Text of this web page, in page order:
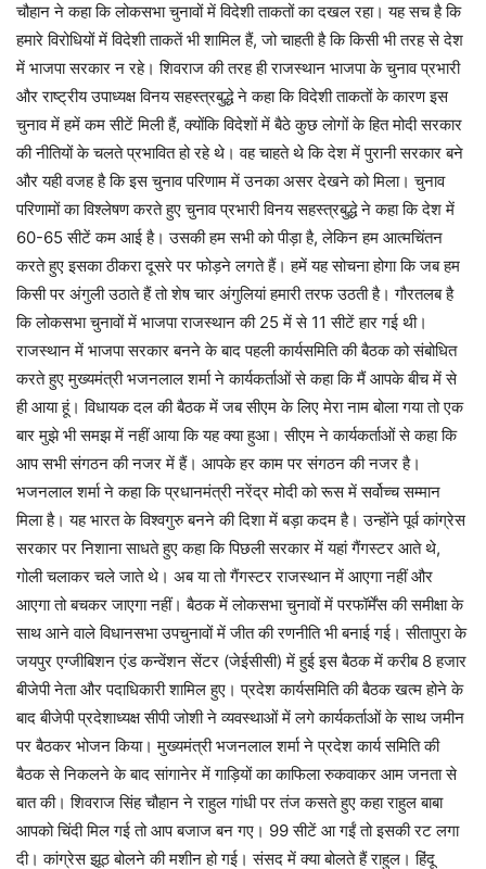
चौहान ने कहा कि लोकसभा चुनावों में विदेशी ताकतों का दखल रहा। यह सच है कि
हमारे विरोधियों में विदेशी ताकतें भी शामिल हैं, जो चाहती है कि किसी भी तरह से देश
में भाजपा सरकार न रहे। शिवराज की तरह ही राजस्थान भाजपा के चुनाव प्रभारी
और राष्ट्रीय उपाध्यक्ष विनय सहस्त्रबुद्धे ने कहा कि विदेशी ताकतों के कारण इस
चुनाव में हमें कम सीटें मिली हैं, क्योंकि विदेशों में बैठे कुछ लाेगों के हित मोदी सरकार
की नीतियों के चलते प्रभावित हो रहे थे। वह चाहते थे कि देश में पुरानी सरकार बने
और यही वजह है कि इस चुनाव परिणाम में उनका असर देखने को मिला। चुनाव
परिणामों का विश्लेषण करते हुए चुनाव प्रभारी विनय सहस्त्रबुद्धे ने कहा कि देश में
60-65 सीटें कम आई है। उसकी हम सभी को पीड़ा है, लेकिन हम आत्मचिंतन
करते हुए इसका ठीकरा दूसरे पर फोड़ने लगते हैं। हमें यह सोचना होगा कि जब हम
किसी पर अंगुली उठाते हैं तो शेष चार अंगुलियां हमारी तरफ उठती है। गौरतलब है
कि लोकसभा चुनावों में भाजपा राजस्थान की 25 में से 11 सीटें हार गई थी।
राजस्थान में भाजपा सरकार बनने के बाद पहली कार्यसमिति की बैठक को संबोधित
करते हुए मुख्यमंत्री भजनलाल शर्मा ने कार्यकर्ताओं से कहा कि मैं आपके बीच में से
ही आया हूं। विधायक दल की बैठक में जब सीएम के लिए मेरा नाम बोला गया तो एक
बार मुझे भी समझ में नहीं आया कि यह क्या हुआ। सीएम ने कार्यकर्ताओं से कहा कि
आप सभी संगठन की नजर में हैं। आपके हर काम पर संगठन की नजर है।
भजनलाल शर्मा ने कहा कि प्रधानमंत्री नरेंद्र मोदी को रूस में सर्वोच्च सम्मान
मिला है। यह भारत के विश्वगुरु बनने की दिशा में बड़ा कदम है। उन्होंने पूर्व कांग्रेस
सरकार पर निशाना साधते हुए कहा कि पिछली सरकार में यहां गैंगस्टर आते थे,
गोली चलाकर चले जाते थे। अब या तो गैंगस्टर राजस्थान में आएगा नहीं और
आएगा तो बचकर जाएगा नहीं। बैठक में लोकसभा चुनावों में परफॉर्मेंस की समीक्षा के
साथ आने वाले विधानसभा उपचुनावों में जीत की रणनीति भी बनाई गई। सीतापुरा के
जयपुर एग्जीबिशन एंड कन्वेंशन सेंटर (जेईसीसी) में हुई इस बैठक में करीब 8 हजार
बीजेपी नेता और पदाधिकारी शामिल हुए। प्रदेश कार्यसमिति की बैठक खत्म होने के
बाद बीजेपी प्रदेशाध्यक्ष सीपी जोशी ने व्यवस्थाओं में लगे कार्यकर्ताओं के साथ जमीन
पर बैठकर भोजन किया। मुख्यमंत्री भजनलाल शर्मा ने प्रदेश कार्य समिति की
बैठक से निकलने के बाद सांगानेर में गाड़ियों का काफिला रुकवाकर आम जनता से
बात की। शिवराज सिंह चौहान ने राहुल गांधी पर तंज कसते हुए कहा राहुल बाबा
आपको चिंदी मिल गई तो आप बजाज बन गए। 99 सीटें आ गईं तो इसकी रट लगा
दी। कांग्रेस झूठ बोलने की मशीन हो गई। संसद में क्या बोलते हैं राहुल। हिंदू